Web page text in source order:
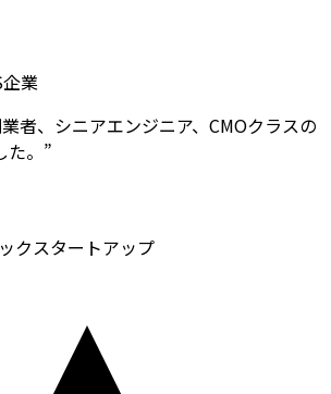
業
者、シニアエンジニア、CMOクラスの
。 ”
クスタートアップ